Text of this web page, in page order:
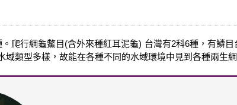
爬行綱龜鱉目(含外來種紅耳泥龜) 台灣有2科6種，有鱗目
域類型多樣，故能在各種不同的水域環境中見到各種兩生綱